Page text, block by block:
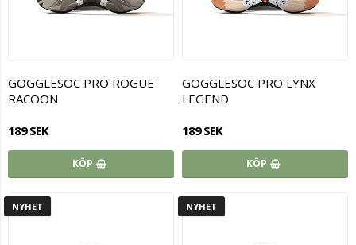
GOGGLESOC PRO ROGUE
RACOON
189 SEK
KÖP
GOGGLESOC PRO LYNX
LEGEND
189 SEK
KÖP
NYHET NYHET